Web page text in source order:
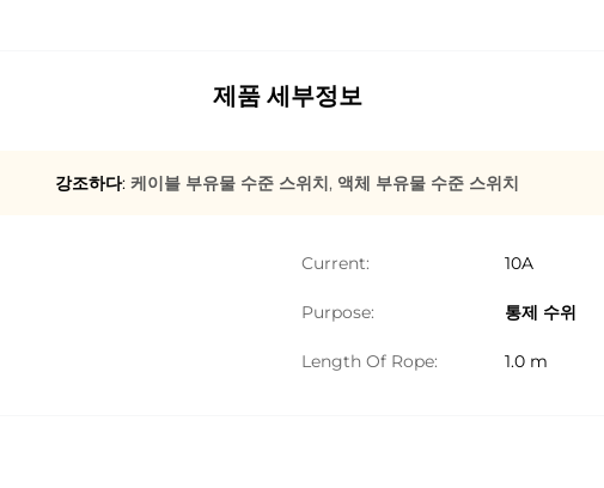
제품 세부정보
강조하다: 케이블 부유물 수준 스위치, 액체 부유물 수준 스위치
Current: 10A
Purpose: 통제 수위
Length Of Rope: 1.0 m